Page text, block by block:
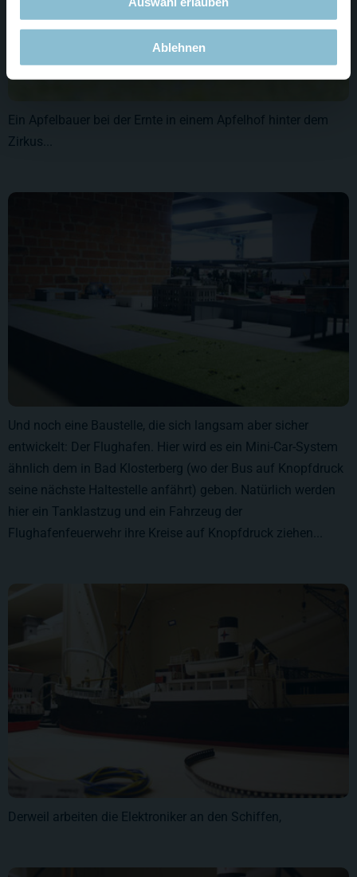
Ablehnen
Ein Apfelbauer bei der Ernte in einem Apfelhof hinter dem
Zirkus...
Und noch eine Baustelle, die sich langsam aber sicher
entwickelt: Der Flughafen. Hier wird es ein Mini-Car-System
ähnlich dem in Bad Klosterberg (wo der Bus auf Knopfdruck
seine nächste Haltestelle anfährt) geben. Natürlich werden
hier ein Tanklastzug und ein Fahrzeug der
Flughafenfeuerwehr ihre Kreise auf Knopfdruck ziehen...
Derweil arbeiten die Elektroniker an den Schiffen,